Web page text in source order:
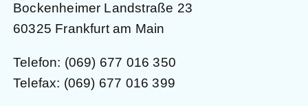
Bockenheimer Landstraße 23
60325 Frankfurt am Main
Telefon: (069) 677 016 350
Telefax: (069) 677 016 399